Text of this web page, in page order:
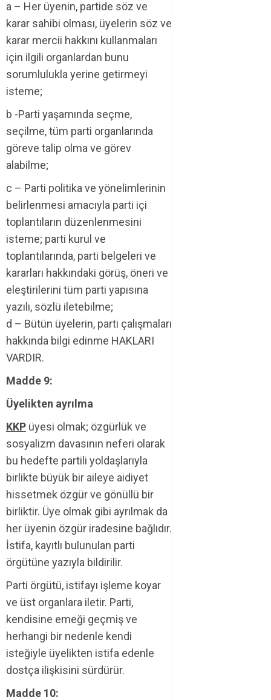
a – Her üyenin, partide söz ve
karar sahibi olması, üyelerin söz ve
karar mercii hakkını kullanmaları
için ilgili organlardan bunu
sorumlulukla yerine getirmeyi
isteme;
b -Parti yaşamında seçme,
seçilme, tüm parti organlarında
göreve talip olma ve görev
alabilme;
c – Parti politika ve yönelimlerinin
belirlenmesi amacıyla parti içi
toplantıların düzenlenmesini
isteme; parti kurul ve
toplantılarında, parti belgeleri ve
kararları hakkındaki görüş, öneri ve
eleştirilerini tüm parti yapısına
yazılı, sözlü iletebilme;
d – Bütün üyelerin, parti çalışmaları
hakkında bilgi edinme HAKLARI
VARDIR.
Madde 9:
Üyelikten ayrılma
KKP üyesi olmak; özgürlük ve
sosyalizm davasının neferi olarak
bu hedefte partili yoldaşlarıyla
birlikte büyük bir aileye aidiyet
hissetmek özgür ve gönüllü bir
birliktir. Üye olmak gibi ayrılmak da
her üyenin özgür iradesine bağlıdır.
İstifa, kayıtlı bulunulan parti
örgütüne yazıyla bildirilir.
Parti örgütü, istifayı işleme koyar
ve üst organlara iletir. Parti,
kendisine emeği geçmiş ve
herhangi bir nedenle kendi
isteğiyle üyelikten istifa edenle
dostça ilişkisini sürdürür.
Madde 10: